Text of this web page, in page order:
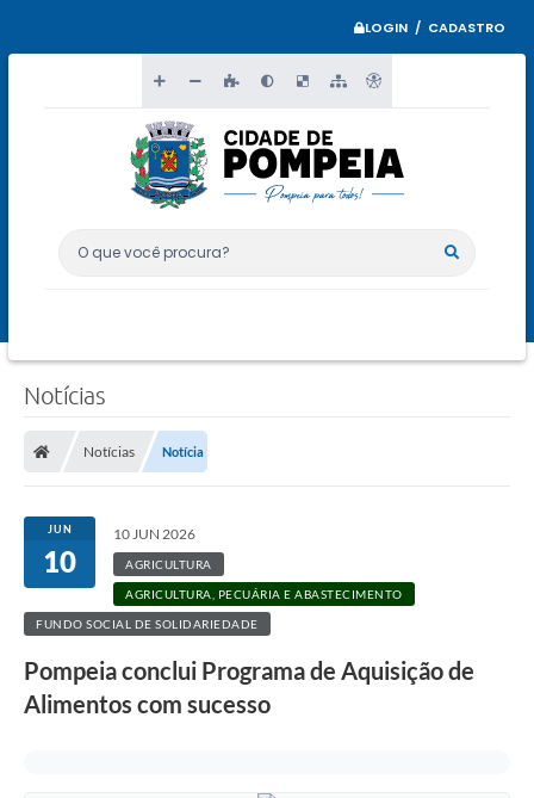
LOGIN / CADASTRO
O que você procura?
Notícias
Notícias Notícia
JUN
10
10 JUN 2026
AGRICULTURA
AGRICULTURA, PECUÁRIA E ABASTECIMENTO
FUNDO SOCIAL DE SOLIDARIEDADE
Pompeia conclui Programa de Aquisição de
Alimentos com sucesso